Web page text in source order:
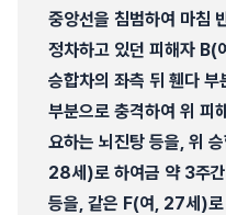
중앙선을 침범하여 마침
정차하고 있던 피해자
승합차의 좌측 뒤 휀다 부
부분으로 충격하여 위 피
요하는 뇌진탕 등을, 위
28세)로 하여금 약 3주
등을, 같은 F(여, 27세)